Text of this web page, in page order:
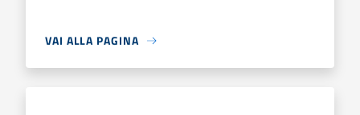
VAI ALLA PAGINA